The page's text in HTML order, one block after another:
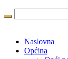
Naslovna
Općina